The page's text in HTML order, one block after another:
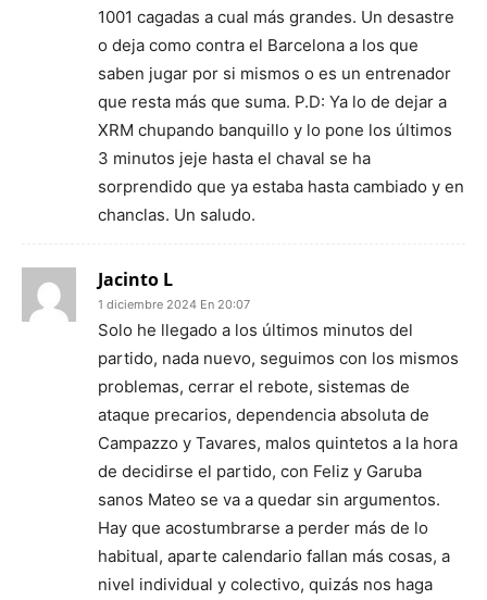
1001 cagadas a cual más grandes. Un desastre
o deja como contra el Barcelona a los que
saben jugar por si mismos o es un entrenador
que resta más que suma. P.D: Ya lo de dejar a
XRM chupando banquillo y lo pone los últimos
3 minutos jeje hasta el chaval se ha
sorprendido que ya estaba hasta cambiado y en
chanclas. Un saludo.
Jacinto L
1 diciembre 2024 En 20:07
Solo he llegado a los últimos minutos del
partido, nada nuevo, seguimos con los mismos
problemas, cerrar el rebote, sistemas de
ataque precarios, dependencia absoluta de
Campazzo y Tavares, malos quintetos a la hora
de decidirse el partido, con Feliz y Garuba
sanos Mateo se va a quedar sin argumentos.
Hay que acostumbrarse a perder más de lo
habitual, aparte calendario fallan más cosas, a
nivel individual y colectivo, quizás nos haga